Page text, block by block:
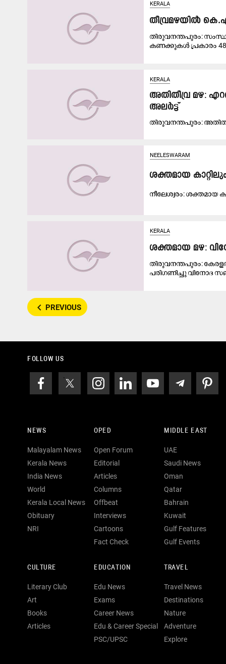
KERALA
തീവ്രമഴയിൽ
തിരുവനന്തപുരം:
കണക്കുകള്‍‍ പ്രകാരം
KERALA
അതിതീവ്ര മഴ:
അലർട്ട്
തി​രു​വ​ന​ന്ത​പു​രം:
NEELESWARAM
ശ​ക്ത​മാ​യ
നീ​ലേ​ശ്വ​രം: ശ​ക്ത​മാ​യ
KERALA
ശക്തമായ മഴ:
തിരുവനന്തപുരം:
പരിഗണിച്ചു വിനോദ
navigate_before PREVIOUS
FOLLOW US
NEWS
Malayalam News
Kerala News
India News
World
Kerala Local News
Obituary
NRI
OPED
Open Forum
Editorial
Articles
Columns
Offbeat
Interviews
Cartoons
Fact Check
MIDDLE EAST
UAE
Saudi News
Oman
Qatar
Bahrain
Kuwait
Gulf Features
Gulf Events
CULTURE
Literary Club
Art
Books
Articles
EDUCATION
Edu News
Exams
Career News
Edu & Career Special
PSC/UPSC
TRAVEL
Travel News
Destinations
Nature
Adventure
Explore